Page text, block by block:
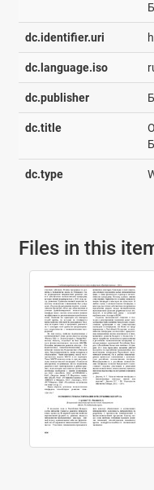
dc.identifier.uri
dc.language.iso
dc.publisher
dc.title
dc.type
Files in this